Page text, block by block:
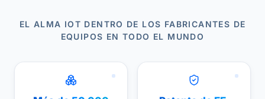
EL ALMA IOT DENTRO DE LOS FABRICANTES DE
EQUIPOS EN TODO EL MUNDO